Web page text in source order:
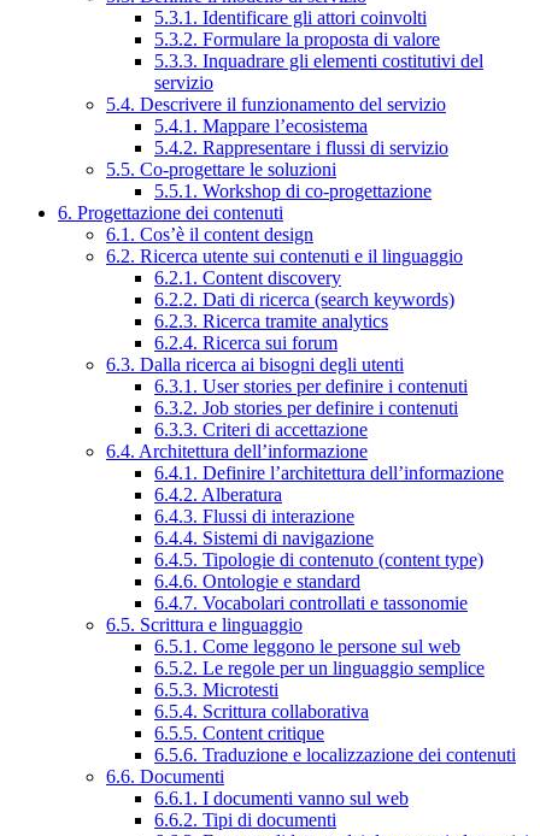
5.3.1. Identificare gli attori coinvolti
5.3.2. Formulare la proposta di valore
5.3.3. Inquadrare gli elementi costitutivi del
servizio
5.4. Descrivere il funzionamento del servizio
5.4.1. Mappare l’ecosistema
5.4.2. Rappresentare i flussi di servizio
5.5. Co-progettare le soluzioni
5.5.1. Workshop di co-progettazione
6. Progettazione dei contenuti
6.1. Cos’è il content design
6.2. Ricerca utente sui contenuti e il linguaggio
6.2.1. Content discovery
6.2.2. Dati di ricerca (search keywords)
6.2.3. Ricerca tramite analytics
6.2.4. Ricerca sui forum
6.3. Dalla ricerca ai bisogni degli utenti
6.3.1. User stories per definire i contenuti
6.3.2. Job stories per definire i contenuti
6.3.3. Criteri di accettazione
6.4. Architettura dell’informazione
6.4.1. Definire l’architettura dell’informazione
6.4.2. Alberatura
6.4.3. Flussi di interazione
6.4.4. Sistemi di navigazione
6.4.5. Tipologie di contenuto (content type)
6.4.6. Ontologie e standard
6.4.7. Vocabolari controllati e tassonomie
6.5. Scrittura e linguaggio
6.5.1. Come leggono le persone sul web
6.5.2. Le regole per un linguaggio semplice
6.5.3. Microtesti
6.5.4. Scrittura collaborativa
6.5.5. Content critique
6.5.6. Traduzione e localizzazione dei contenuti
6.6. Documenti
6.6.1. I documenti vanno sul web
6.6.2. Tipi di documenti